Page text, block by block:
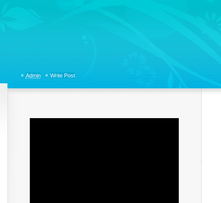
Admin Write Post